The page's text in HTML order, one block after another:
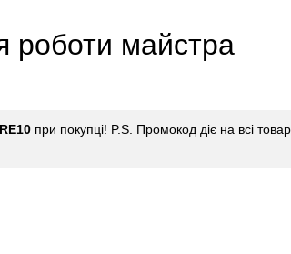
роботи майстра
при покупці! P.S. Промокод діє на всі